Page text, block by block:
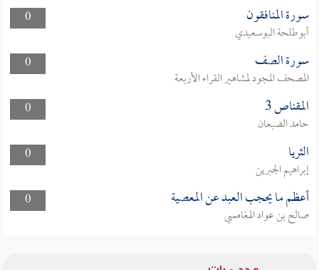
0
سورة المنافقون
أبوطلحة البوسعيدي
0
سورة الصف
المصحف المجود لمشاهير القراء الأربعة
0
المقناص 3
حامد الضبعان
0
الثريا
إبراهيم الجبرين
0
أعظم ما يحجب العبد عن المعصية
صالح بن عواد المغامسي